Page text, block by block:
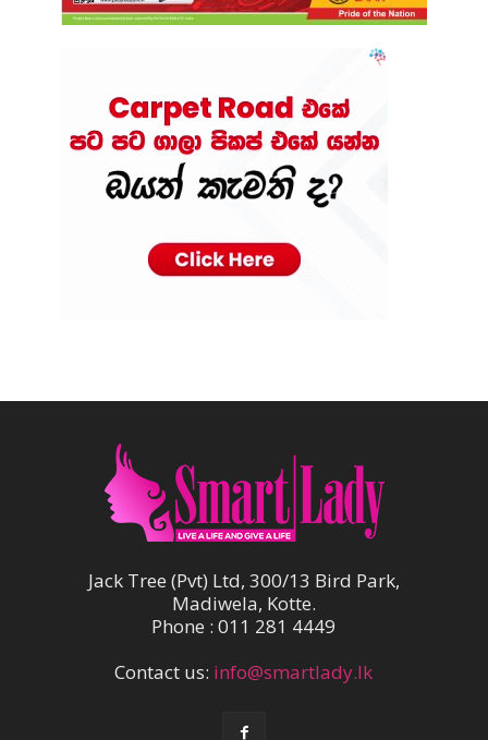
Jack Tree (Pvt) Ltd, 300/13 Bird Park,
Madiwela, Kotte.
Phone : 011 281 4449
Contact us: info@smartlady.lk